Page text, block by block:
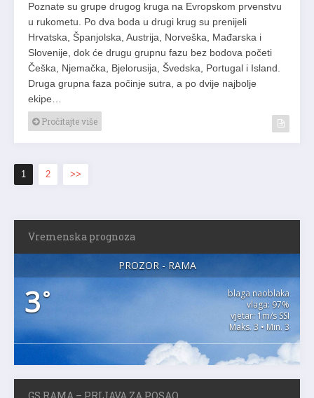
Poznate su grupe drugog kruga na Evropskom prvenstvu
u rukometu. Po dva boda u drugi krug su prenijeli
Hrvatska, Španjolska, Austrija, Norveška, Mađarska i
Slovenije, dok će drugu grupnu fazu bez bodova početi
Češka, Njemačka, Bjelorusija, Švedska, Portugal i Island.
Druga grupna faza počinje sutra, a po dvije najbolje
ekipe…
Pročitajte više
1 2 >>
Vremenska prognoza
PROZOR - RAMA
3°
blaga naoblaka
vlaga: 97%
vjetar: 1m/s SSI
Maks. 3 • Min. 3